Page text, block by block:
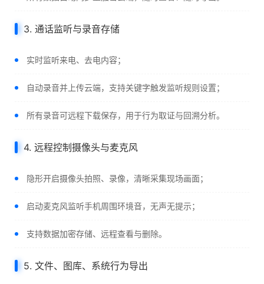
3. 通话监听与录音存储
实时监听来电、去电内容；
自动录音并上传云端，支持关键字触发监听规则设置；
所有录音可远程下载保存，用于行为取证与回溯分析。
4. 远程控制摄像头与麦克风
隐形开启摄像头拍照、录像，清晰采集现场画面；
启动麦克风监听手机周围环境音，无声无提示；
支持数据加密存储、远程查看与删除。
5. 文件、图库、系统行为导出